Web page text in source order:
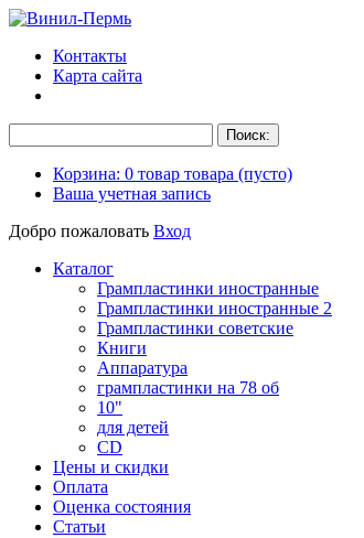
Контакты
Карта сайта
Корзина: 0 товар товара (пусто)
Ваша учетная запись
Добро пожаловать Вход
Каталог
Грампластинки иностранные
Грампластинки иностранные 2
Грампластинки советские
Книги
Аппаратура
грампластинки на 78 об
10"
для детей
CD
Цены и скидки
Оплата
Оценка состояния
Статьи